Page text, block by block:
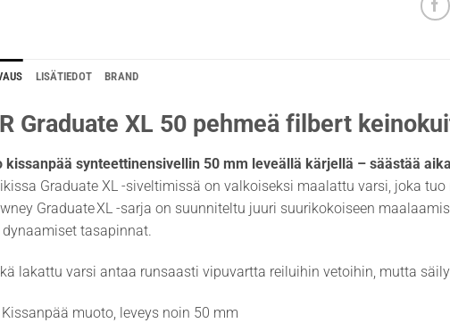
LISÄTIEDOT BRAND
Graduate XL 50 pehmeä filbert
kissanpää synteettinensivellin 50 mm leveällä kärjellä – säästää
Graduate XL -siveltimissä on valkoiseksi maalattu varsi, joka
Graduate XL -sarja on suunniteltu juuri suurikokoiseen
tasapinnat.
lakattu varsi antaa runsaasti vipuvartta reiluihin vetoihin, mutta
Kissanpää muoto, leveys noin 50 mm